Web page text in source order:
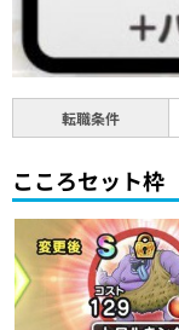
転職条件
こころセット枠